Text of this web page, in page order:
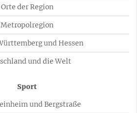
Orte der Region
Metropolregion
und Hessen
und die Welt
Sport
und Bergstraße